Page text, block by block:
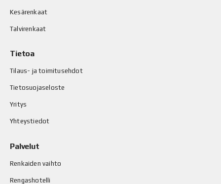
Kesärenkaat
Talvirenkaat
Tietoa
Tilaus- ja toimitusehdot
Tietosuojaseloste
Yritys
Yhteystiedot
Palvelut
Renkaiden vaihto
Rengashotelli